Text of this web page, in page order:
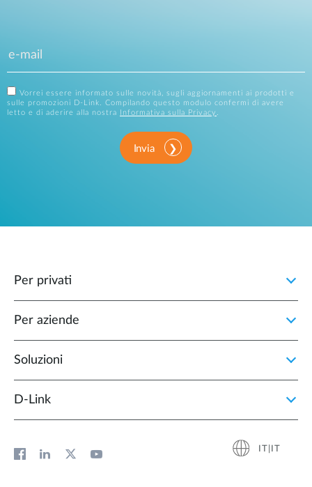
Vorrei essere informato sulle novità, sugli aggiornamenti ai prodotti e
sulle promozioni D-Link. Compilando questo modulo confermi di avere
letto e di aderire alla nostra
Informativa sulla Privacy .
Invia
Per privati
Per aziende
Soluzioni
D‑Link